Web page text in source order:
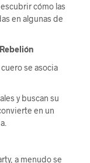
cómo las
en algunas de
se asocia
y buscan su
en un
a menudo se